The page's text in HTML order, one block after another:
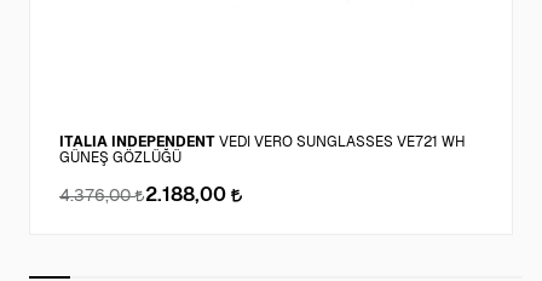
ITALIA INDEPENDENT VEDI VERO SUNGLASSES VE721 WH
GÜNEŞ GÖZLÜĞÜ
4.376,00 2.188,00